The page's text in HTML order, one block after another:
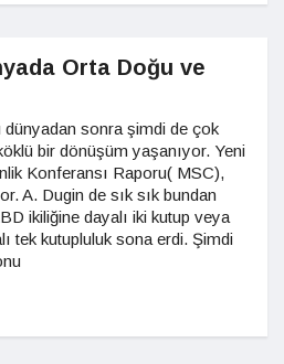
Orta Doğu ve
dünyadan sonra şimdi de çok
bir dönüşüm yaşanıyor. Yeni
Konferansı Raporu( MSC),
A. Dugin de sık sık bundan
ikiliğine dayalı iki kutup veya
tek kutupluluk sona erdi. Şimdi